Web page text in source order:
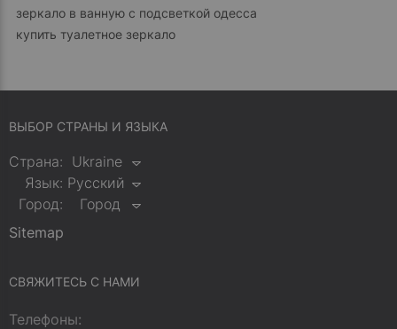
зеркало в ванную с подсветкой одесса
купить туалетное зеркало
ВЫБОР СТРАНЫ И ЯЗЫКА
Страна: Ukraine
Язык: Русский
Город:
Город
Sitemap
СВЯЖИТЕСЬ С НАМИ
Телефоны: